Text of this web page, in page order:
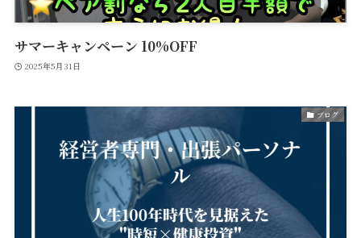
サマーキャンペーン 10%OFF
2025年5月31日
ブログ